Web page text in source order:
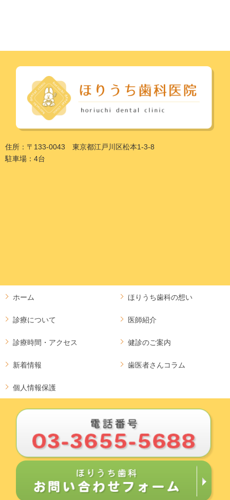
住所：〒133-0043 東京都江戸川区松本1-3-8
駐車場：4台
ホーム ほりうち歯科の想い
診療について 医師紹介
診療時間・アクセス 健診のご案内
新着情報 歯医者さんコラム
個人情報保護